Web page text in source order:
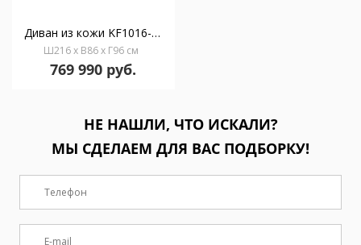
Диван из кожи KF1016-3P /6047 светло-коричневый
Ш216 x В86 x Г96 см
769 990 руб.
НЕ НАШЛИ, ЧТО ИСКАЛИ?
МЫ СДЕЛАЕМ ДЛЯ ВАС ПОДБОРКУ!